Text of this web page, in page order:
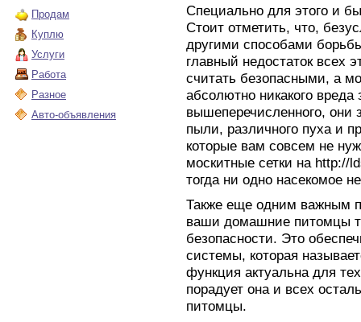
Продам
Куплю
Услуги
Работа
Разное
Авто-объявления
Специально для этого и
Стоит отметить, что,
другими способами
главный недостаток всех
считать безопасными, а
абсолютно никакого
вышеперечисленного,
пыли, различного пуха и
которые вам совсем не
москитные сетки на http://
тогда ни одно насекомое
Также еще одним важным
ваши домашние питомцы
безопасности. Это
системы, которая
функция актуальна для
порадует она и всех
питомцы.